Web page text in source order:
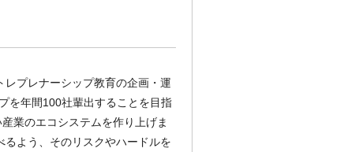
プレナーシップ教育の企画・運
を年間100社輩出することを目指
業のエコシステムを作り上げま
よう、そのリスクやハードルを